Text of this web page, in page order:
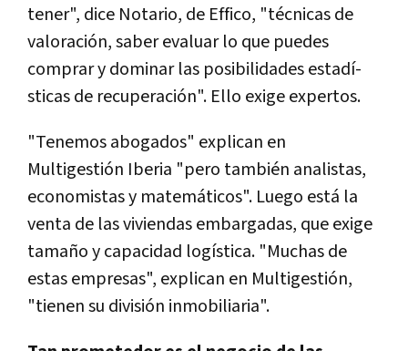
tener", dice Notario, de Effico, "técnicas de
valoración, saber evaluar lo que puedes
comprar y dominar las posibilidades estadí­
sticas de recuperación". Ello exige expertos.
"Tenemos abogados" explican en
Multigestión Iberia "pero también analistas,
economistas y matemáticos". Luego está la
venta de las viviendas embargadas, que exige
tamaño y capacidad logí­stica. "Muchas de
estas empresas", explican en Multigestión,
"tienen su división inmobiliaria".